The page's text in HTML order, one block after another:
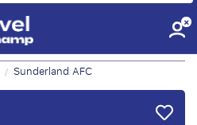
/ Sunderland AFC